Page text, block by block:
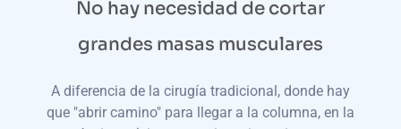
No hay necesidad de cortar
grandes masas musculares
A diferencia de la cirugía tradicional, donde hay
que "abrir camino" para llegar a la columna, en la